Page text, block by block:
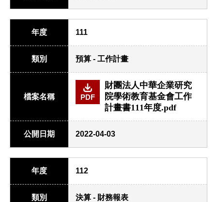
年度 111
類別 預算 - 工作計畫
檔案名稱 PDF
財團法人中華企業研究
院學術教育基金會工作
計畫書111年度.pdf
公開日期 2022-04-03
年度 112
類別 決算 - 財務報表